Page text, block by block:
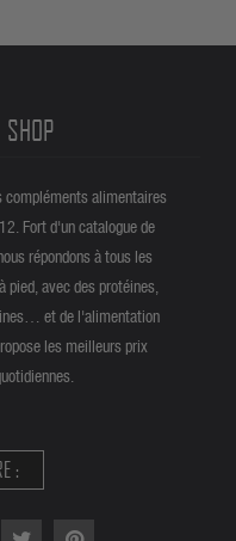
compléments alimentaires
Fort d'un catalogue de
répondons à tous les
avec des protéines,
et de l'alimentation
les meilleurs prix
: